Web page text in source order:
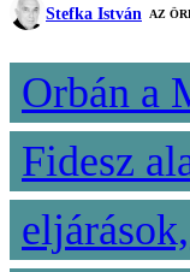
Stefka István AZ
Orbán a
Fidesz